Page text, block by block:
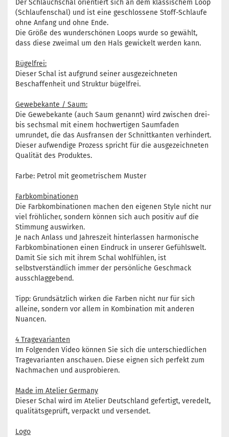
Der Schlauchschal orientiert sich an dem klassischem Loop
(Schlaufenschal) und ist eine geschlossene Stoff-Schlaufe
ohne Anfang und ohne Ende.
Die Größe des wunderschönen Loops wurde so gewählt,
dass diese zweimal um den Hals gewickelt werden kann.
Bügelfrei:
Dieser Schal ist aufgrund seiner ausgezeichneten
Beschaffenheit und Struktur bügelfrei.
Gewebekante / Saum:
Die Gewebekante (auch Saum genannt) wird zwischen drei-
bis sechsmal mit einem hochwertigen Saumfaden
umrundet, die das Ausfransen der Schnittkanten verhindert.
Dieser aufwendige Prozess spricht für die ausgezeichneten
Qualität des Produktes.
Farbe: Petrol mit geometrischem Muster
Farbkombinationen
Die Farbkombinationen machen den eigenen Style nicht nur
viel fröhlicher, sondern können sich auch positiv auf die
Stimmung auswirken.
Je nach Anlass und Jahreszeit hinterlassen harmonische
Farbkombinationen einen Eindruck in unserer Gefühlswelt.
Damit Sie sich mit ihrem Schal wohlfühlen, ist
selbstverständlich immer der persönliche Geschmack
ausschlaggebend.
Tipp: Grundsätzlich wirken die Farben nicht nur für sich
alleine, sondern vor allem in Kombination mit anderen
Nuancen.
4 Tragevarianten
Im Folgenden Video können Sie sich die unterschiedlichen
Tragevarianten anschauen. Diese eignen sich perfekt zum
Nachmachen und ausprobieren.
Made im Atelier Germany
Dieser Schal wird im Atelier Deutschland gefertigt, veredelt,
qualitätsgeprüft, verpackt und versendet.
Logo